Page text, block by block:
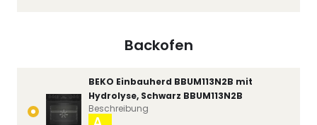
Backofen
BEKO Einbauherd BBUM113N2B mit
Hydrolyse, Schwarz BBUM113N2B
Beschreibung